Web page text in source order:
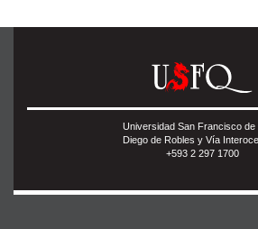
Universidad San Francisco de
Diego de Robles y Vía
+593 2 297 1700